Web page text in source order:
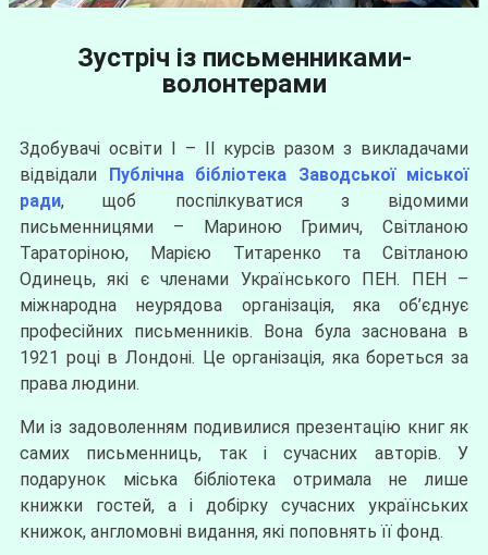
Зустріч із письменниками-
волонтерами
Здобувачі освіти І – ІІ курсів разом з викладачами
відвідали
Публічна бібліотека Заводської міської
ради, щоб поспілкуватися з відомими
письменницями – Мариною Гримич, Світланою
Тараторіною, Марією Титаренко та Світланою
Одинець, які є членами Українського ПЕН. ПЕН –
міжнародна неурядова організація, яка об’єднує
професійних письменників. Вона була заснована в
1921 році в Лондоні. Це організація, яка бореться за
права людини.
Ми із задоволенням подивилися презентацію книг як
самих письменниць, так і сучасних авторів. У
подарунок міська бібліотека отримала не лише
книжки гостей, а і добірку сучасних українських
книжок, англомовні видання, які поповнять її фонд.